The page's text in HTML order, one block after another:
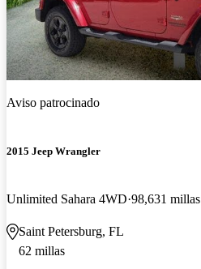
Aviso patrocinado
2015 Jeep Wrangler
Unlimited Sahara 4WD 98,631 millas
Saint Petersburg, FL
62 millas